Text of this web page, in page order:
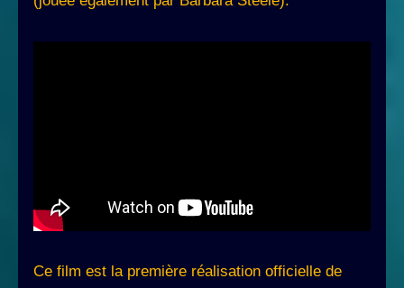
Ce film est la première réalisation officielle de